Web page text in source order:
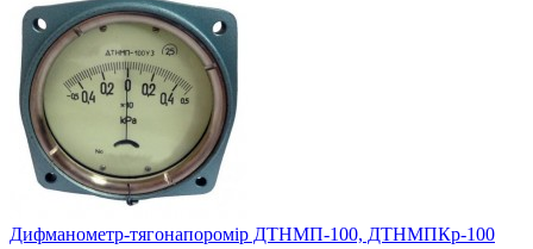
Дифманометр-тягонапоромір ДТНМП-100, ДТНМПКр-100